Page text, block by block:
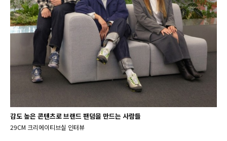
감도 높은 콘텐츠로 브랜드 팬덤을 만드는 사람들
29CM 크리에이티브실 인터뷰